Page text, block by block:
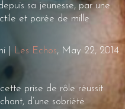
sa jeunesse, par une
et parée de mille
|
Les Echos, May 22, 2014
prise de rôle réussit
d’une sobriété